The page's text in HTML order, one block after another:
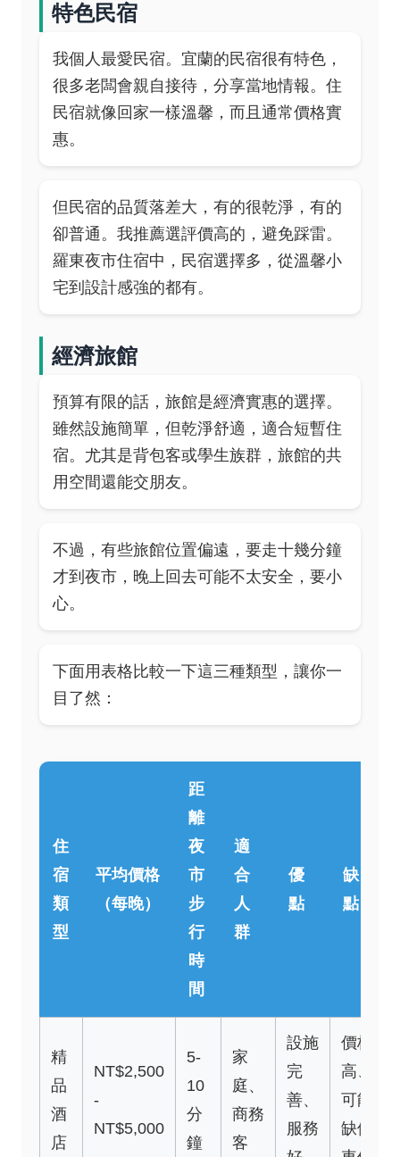
特色民宿
我個人最愛民宿。宜蘭的民宿很有特色，
很多老闆會親自接待，分享當地情報。住
民宿就像回家一樣溫馨，而且通常價格實
惠。
但民宿的品質落差大，有的很乾淨，有的
卻普通。我推薦選評價高的，避免踩雷。
羅東夜市住宿中，民宿選擇多，從溫馨小
宅到設計感強的都有。
經濟旅館
預算有限的話，旅館是經濟實惠的選擇。
雖然設施簡單，但乾淨舒適，適合短暫住
宿。尤其是背包客或學生族群，旅館的共
用空間還能交朋友。
不過，有些旅館位置偏遠，要走十幾分鐘
才到夜市，晚上回去可能不太安全，要小
心。
下面用表格比較一下這三種類型，讓你一
目了然：
住
宿
類
型
平均價格
（每晚）
距
離
夜
市
步
行
時
間
適
合
人
群
優
點
缺
點
精
品
酒
店
NT$2,500
-
NT$5,000
5-
10
分
鐘
家
庭、
商務
客
設施
完
善、
服務
價格
高、
可能
缺停